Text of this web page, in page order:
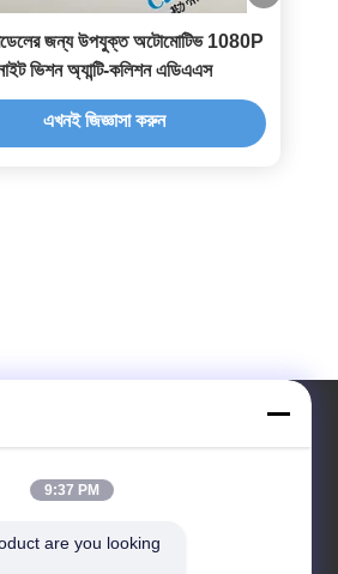
জন্য উপযুক্ত অটোমোটিভ 1080P
ভিশন অ্যান্টি-কলিশন এডিএএস
এখনই জিজ্ঞাসা করুন
পার্ক, প্যানু, গুয়াংজু, চীন ৫১১৪৫০
9:37 PM
are you looking